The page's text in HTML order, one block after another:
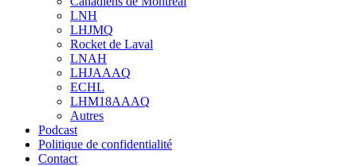
sub
menu
LNH
LHJMQ
Rocket de Laval
LNAH
LHJAAAQ
ECHL
LHM18AAAQ
Autres
Podcast
Politique de confidentialité
Contact